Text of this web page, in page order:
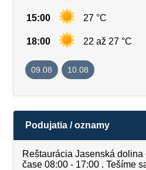
15:00 27 °C
18:00 22 až 27 °C
09.08 10.08
Podujatia / oznamy
Reštaurácia Jasenská
čase 08:00 - 17:00 . Tešíme